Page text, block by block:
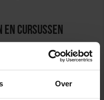
Over
Cursussen